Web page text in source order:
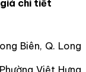
chi tiết
Biên, Q. Long